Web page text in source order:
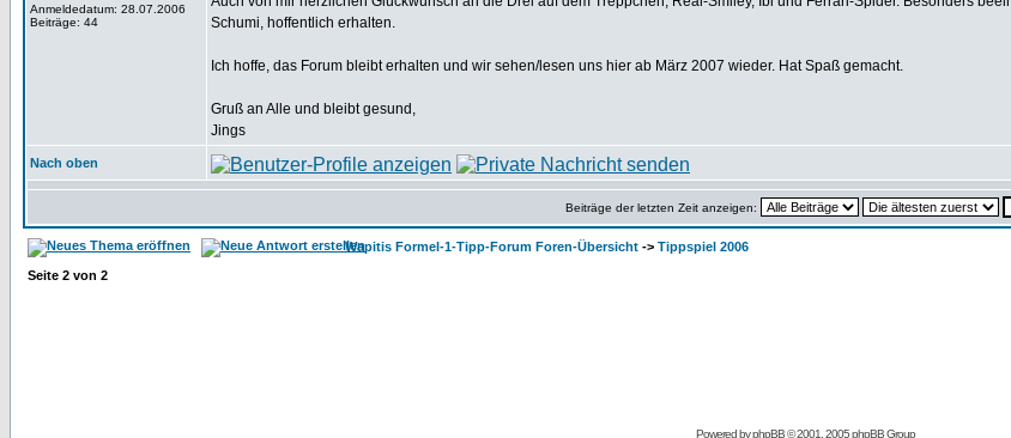
Anmeldedatum: 28.07.2006
Beiträge: 44
Schumi, hoffentlich erhalten.
Ich hoffe, das Forum bleibt erhalten und wir sehen/lesen uns hier ab März 2007 wieder. Hat Spaß gemacht.
Gruß an Alle und bleibt gesund,
Jings
Nach oben
Beiträge der letzten Zeit anzeigen:
Wapitis Formel-1-Tipp-Forum Foren-Übersicht -> Tippspiel 2006
Seite 2 von 2
Powered byphpBB© 2001, 2005 phpBB Group